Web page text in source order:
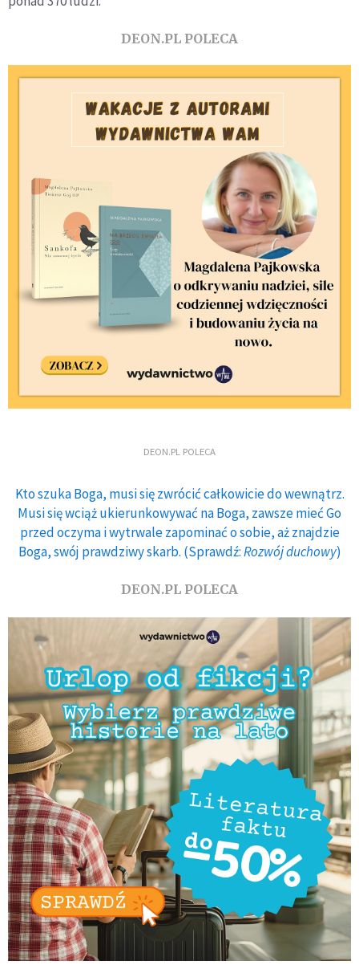
DEON.PL POLECA
DEON.PL POLECA
Kto szuka Boga, musi się zwrócić całkowicie do wewnątrz.
Musi się wciąż ukierunkowywać na Boga, zawsze mieć Go
przed oczyma i wytrwale zapominać o sobie, aż znajdzie
Boga, swój prawdziwy skarb. (Sprawdź:Rozwój duchowy)
DEON.PL POLECA